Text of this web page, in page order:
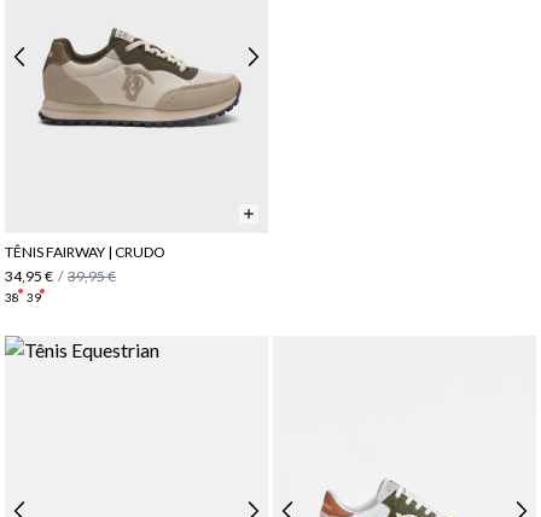
TÊNIS FAIRWAY | CRUDO
34,95 € / 39,95 €
38 39